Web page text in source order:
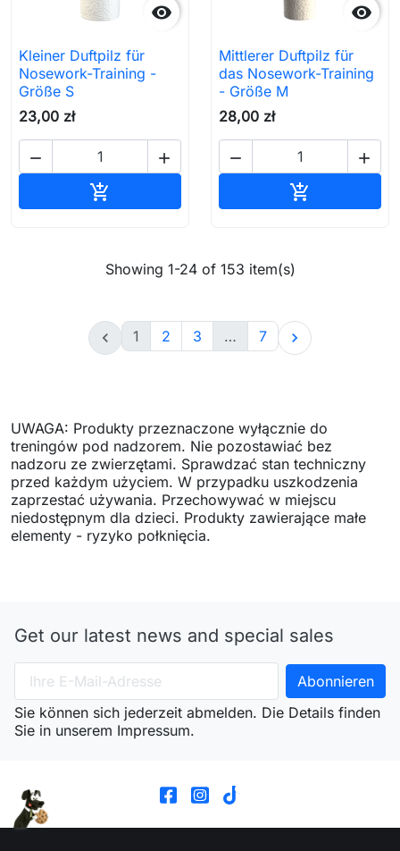

Kleiner Duftpilz für
Nosework-Training -
Größe S
23,00 zł
 


Mittlerer Duftpilz für
das Nosework-Training
- Größe M
28,00 zł
 

Showing 1-24 of 153 item(s)
 1 2 3 … 7 
UWAGA: Produkty przeznaczone wyłącznie do
treningów pod nadzorem. Nie pozostawiać bez
nadzoru ze zwierzętami. Sprawdzać stan techniczny
przed każdym użyciem. W przypadku uszkodzenia
zaprzestać używania. Przechowywać w miejscu
niedostępnym dla dzieci. Produkty zawierające małe
elementy - ryzyko połknięcia.
Get our latest news and special sales
Sie können sich jederzeit abmelden. Die Details finden
Sie in unserem Impressum.